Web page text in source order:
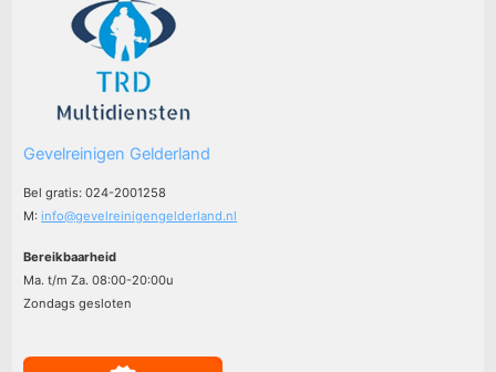
Gevelreinigen Gelderland
Bel gratis: 024-2001258
M:info@gevelreinigengelderland.nl
Bereikbaarheid
Ma. t/m Za. 08:00-20:00u
Zondags gesloten